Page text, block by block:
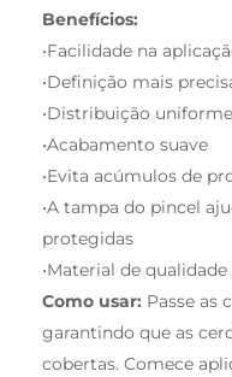
Benefícios:
•Facilidade na
•Definição mais
•Distribuição
•Acabamento suave
•Evita acúmulos de
•A tampa do pincel
protegidas
•Material de
Como usar: Passe as
garantindo que as
cobertas. Comece